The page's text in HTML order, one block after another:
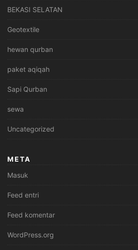
BEKASI SELATAN
Geotextile
hewan qurban
paket aqiqah
Sapi Qurban
sewa
Uncategorized
META
Masuk
Feed entri
Feed komentar
WordPress.org